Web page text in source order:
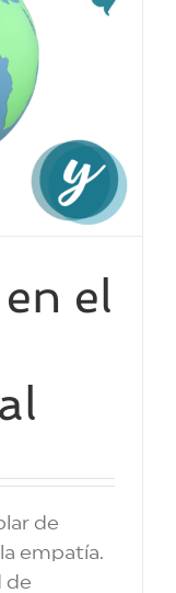
el
de
empatía.
de